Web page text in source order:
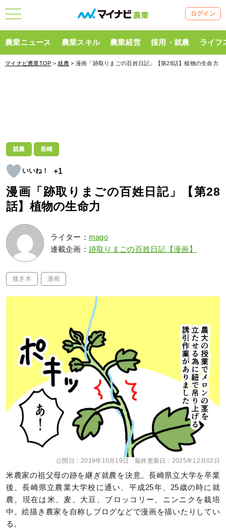
ログイン
農業ニュース 農業スキル 農業経営 採用・就農 ライフ
マイナビ農業TOP >就農 > 漫画「跡取りまごの百姓日記」【第28話】植物の生命力
就農 長崎
+1
漫画「跡取りまごの百姓日記」【第28
話】植物の生命力
ライター： mago
連載企画： 跡取りまごの百姓日記【漫画】
接ぎ木 漫画
公開日：2019年10月19日 最終更新日： 2025年12月02日
米農家の祖父母の跡を継ぎ就農を決意。長崎県立大学を卒業
後、長崎県立農業大学校に通い、平成25年、25歳の時に就
農。現在は米、麦、大豆、ブロッコリー、ニンニクを栽培
中。絵描き農家を自称しブログなどで漫画を描いたりしてい
る。